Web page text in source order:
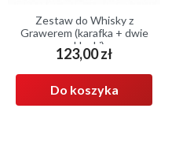
Zestaw do Whisky z
Grawerem (karafka + dwie
szklanki)
Cena
123,00 zł
Do koszyka